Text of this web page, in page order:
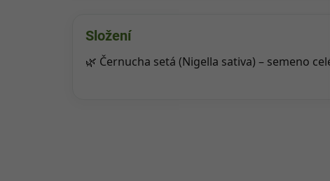
Složení
🌿 Černucha setá (Nigella sativa) – semeno celé